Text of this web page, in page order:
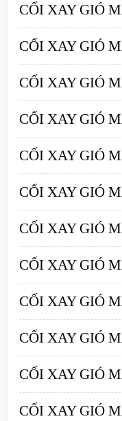
CỐI XAY GIÓ
CỐI XAY GIÓ
CỐI XAY GIÓ
CỐI XAY GIÓ
CỐI XAY GIÓ
CỐI XAY GIÓ
CỐI XAY GIÓ
CỐI XAY GIÓ
CỐI XAY GIÓ
CỐI XAY GIÓ
CỐI XAY GIÓ
CỐI XAY GIÓ